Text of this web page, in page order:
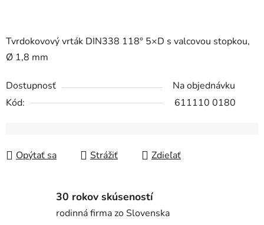
Tvrdokovový vrták DIN338 118° 5×D s valcovou stopkou,
Ø 1,8 mm
Dostupnosť
Na objednávku
Kód:
611110 0180
Opýtať sa Strážiť Zdieľať
30 rokov skúseností
rodinná firma zo Slovenska